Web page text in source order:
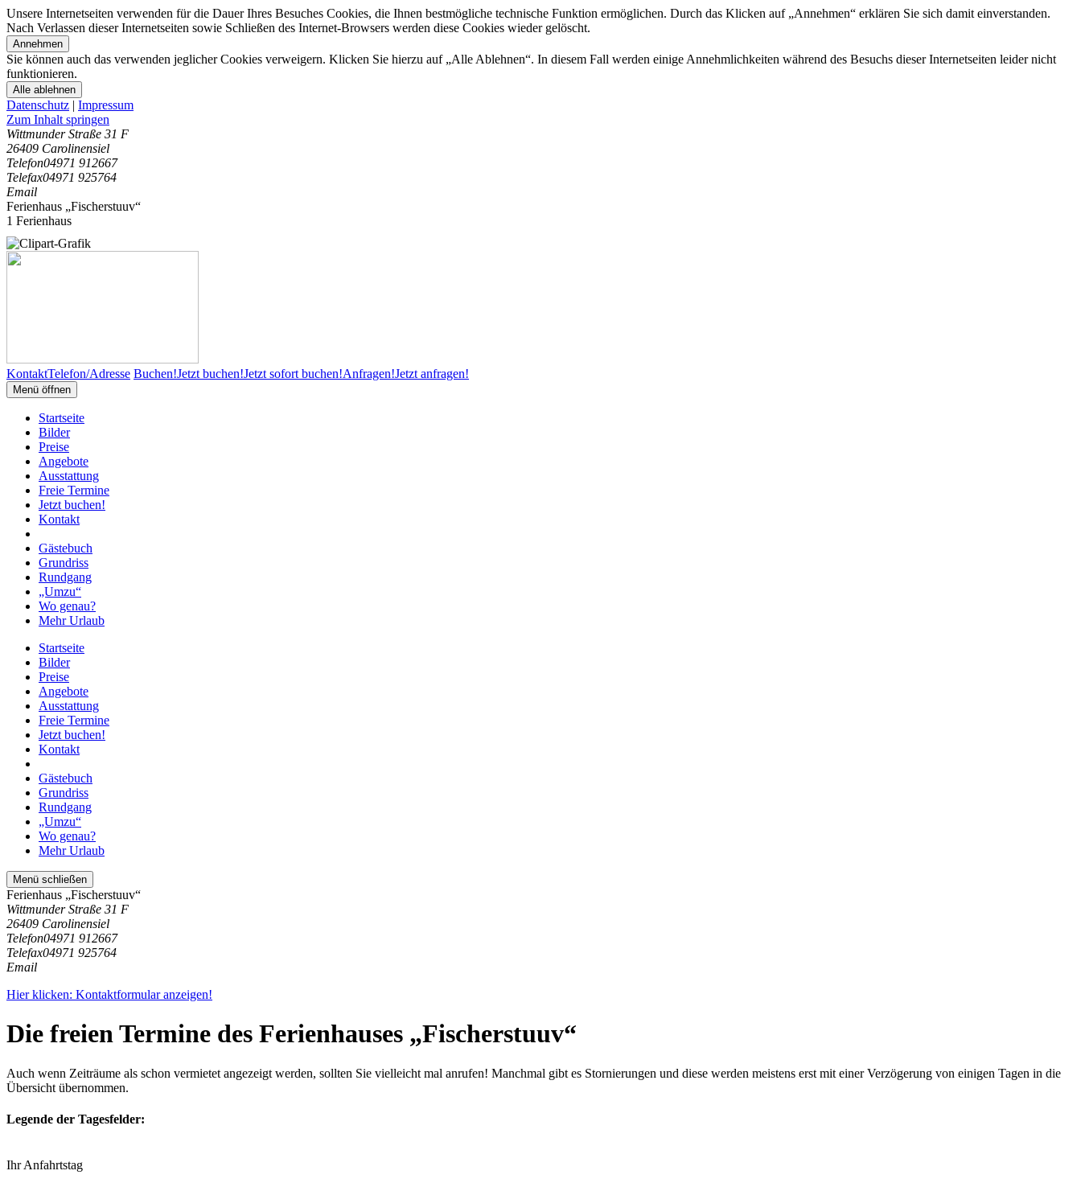
Unsere Internetseiten verwenden für die Dauer Ihres Besuches Cookies, die Ihnen bestmögliche technische Funktion ermöglichen. Durch das Klicken auf „Annehmen“ erklären Sie sich damit einverstanden.
Nach Verlassen dieser Internetseiten sowie Schließen des Internet-Browsers werden diese Cookies wieder gelöscht.
Annehmen
Sie können auch das verwenden jeglicher Cookies verweigern. Klicken Sie hierzu auf „Alle Ablehnen“. In diesem Fall werden einige Annehmlichkeiten während des Besuchs dieser Internetseiten leider nicht
funktionieren.
Alle ablehnen
Datenschutz | Impressum
Zum Inhalt springen
Wittmunder Straße 31 F
26409 Carolinensiel
Telefon04971 912667
Telefax04971 925764
Email
Ferienhaus „Fischerstuuv“
1 Ferienhaus
KontaktTelefon/Adresse Buchen!Jetzt buchen!Jetzt sofort buchen!Anfragen!Jetzt anfragen!
Menü öffnen
Startseite
Bilder
Preise
Angebote
Ausstattung
Freie Termine
Jetzt buchen!
Kontakt
Gästebuch
Grundriss
Rundgang
„Umzu“
Wo genau?
Mehr Urlaub
Startseite
Bilder
Preise
Angebote
Ausstattung
Freie Termine
Jetzt buchen!
Kontakt
Gästebuch
Grundriss
Rundgang
„Umzu“
Wo genau?
Mehr Urlaub
Menü schließen
Ferienhaus „Fischerstuuv“
Wittmunder Straße 31 F
26409 Carolinensiel
Telefon04971 912667
Telefax04971 925764
Email
Hier klicken: Kontaktformular anzeigen!
Die freien Termine des Ferienhauses „Fischerstuuv“
Auch wenn Zeiträume als schon vermietet angezeigt werden, sollten Sie vielleicht mal anrufen! Manchmal gibt es Stornierungen und diese werden meistens erst mit einer Verzögerung von einigen Tagen in die
Übersicht übernommen.
Legende der Tagesfelder:
Ihr Anfahrtstag